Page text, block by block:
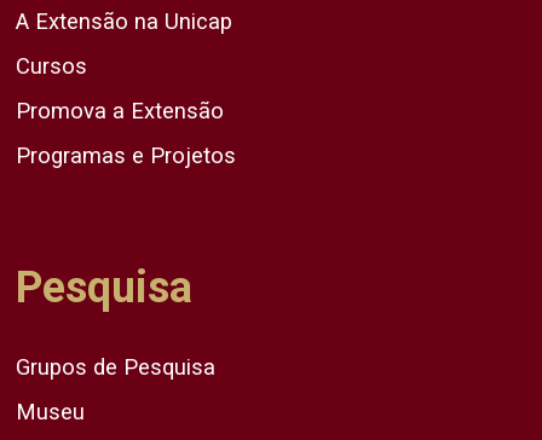
A Extensão na Unicap
Cursos
Promova a Extensão
Programas e Projetos
Pesquisa
Grupos de Pesquisa
Museu